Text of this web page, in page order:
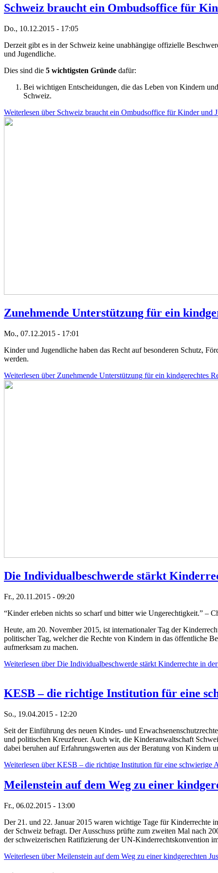
Schweiz braucht ein Ombudsoffice für
Do., 10.12.2015 - 17:05
Derzeit gibt es in der Schweiz keine unabhängige offizielle
und Jugendliche.
Dies sind die 5 wichtigsten Gründe dafür:
Bei wichtigen Entscheidungen, die das Leben von Kindern
Schweiz.
Weiterlesen über Schweiz braucht ein Ombudsoffice für Kinder und
Zunehmende Unterstützung für ein
Mo., 07.12.2015 - 17:01
Kinder und Jugendliche haben das Recht auf besonderen Schutz,
werden.
Weiterlesen über Zunehmende Unterstützung für ein kindgerechtes
Die Individualbeschwerde stärkt
Fr., 20.11.2015 - 09:20
“Kinder erleben nichts so scharf und bitter wie Ungerechtigkeit.” –
Heute, am 20. November 2015, ist internationaler Tag der
politischer Tag, welcher die Rechte von Kindern in das öffentliche
aufmerksam zu machen.
Weiterlesen über Die Individualbeschwerde stärkt Kinderrechte in
KESB – die richtige Institution für eine
So., 19.04.2015 - 12:20
Seit der Einführung des neuen Kindes- und
und politischen Kreuzfeuer. Auch wir, die Kinderanwaltschaft
dabei beruhen auf Erfahrungswerten aus der Beratung von Kindern
Weiterlesen über KESB – die richtige Institution für eine schwierige
Meilenstein auf dem Weg zu einer
Fr., 06.02.2015 - 13:00
Der 21. und 22. Januar 2015 waren wichtige Tage für Kinderrechte
der Schweiz befragt. Der Ausschuss prüfte zum zweiten Mal nach
der schweizerischen Ratifizierung der UN-Kinderrechtskonvention
Weiterlesen über Meilenstein auf dem Weg zu einer kindgerechten